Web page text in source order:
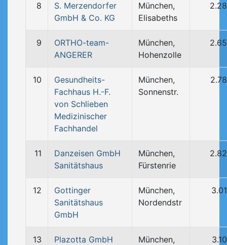
8
S. Merzendorfer
GmbH & Co. KG
München,
Elisabeths
9
ORTHO-team-
ANGERER
München,
Hohenzolle
10
Gesundheits-
Fachhaus H.-F.
von Schlieben
Medizinischer
Fachhandel
München,
Sonnenstr.
11
Danzeisen GmbH
Sanitätshaus
München,
Fürstenrie
12
Gottinger
Sanitätshaus
GmbH
München,
Nordendstr
13
Plazotta GmbH
München,